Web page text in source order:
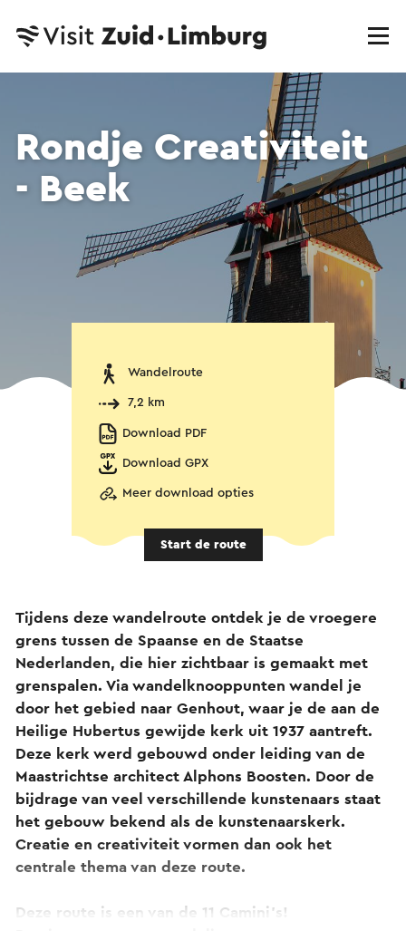
Rondje Creativiteit
- Beek
Wandelroute
7,2 km
Download PDF
Download GPX
Meer download opties
Start de route
Tijdens deze wandelroute ontdek je de vroegere
grens tussen de Spaanse en de Staatse
Nederlanden, die hier zichtbaar is gemaakt met
grenspalen. Via wandelknooppunten wandel je
door het gebied naar Genhout, waar je de aan de
Heilige Hubertus gewijde kerk uit 1937 aantreft.
Deze kerk werd gebouwd onder leiding van de
Maastrichtse architect Alphons Boosten. Door de
bijdrage van veel verschillende kunstenaars staat
het gebouw bekend als de kunstenaarskerk.
Creatie en creativiteit vormen dan ook het
centrale thema van deze route.
Deze route is een van de 11 Camini’s!